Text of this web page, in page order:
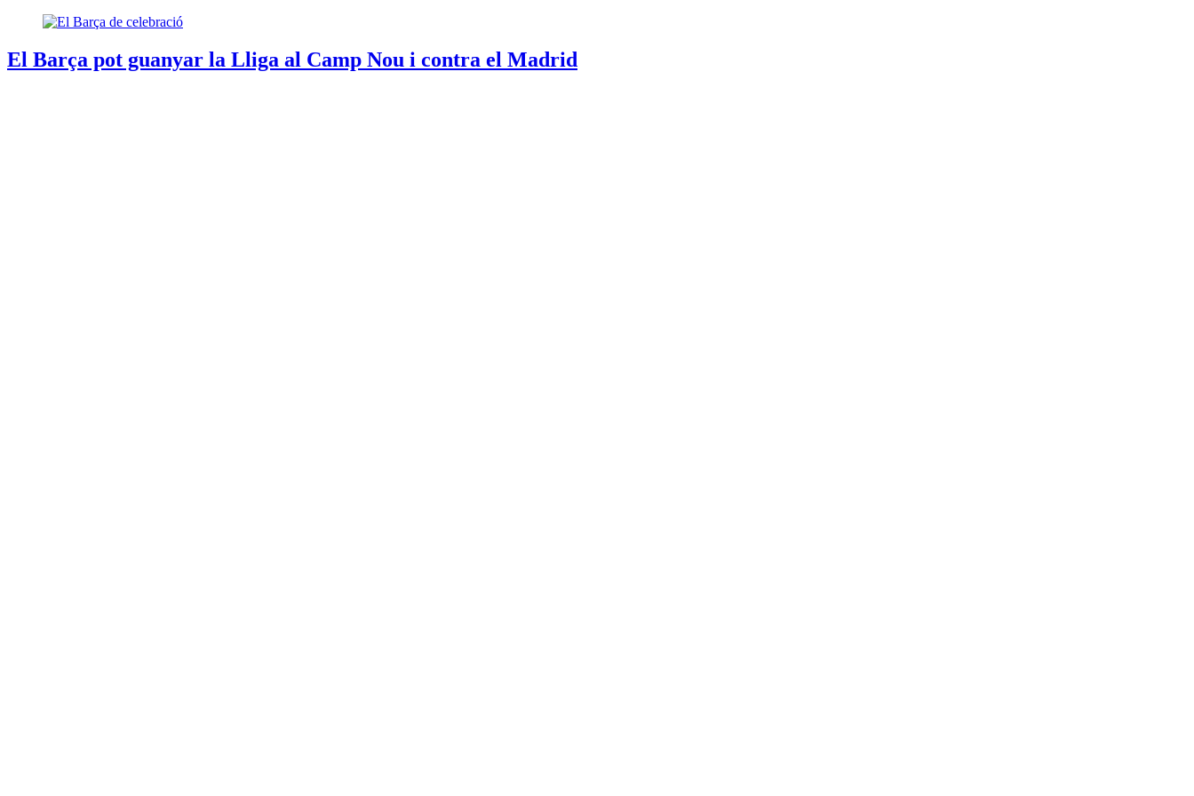
El Barça pot guanyar la Lliga al Camp Nou i contra el Madrid